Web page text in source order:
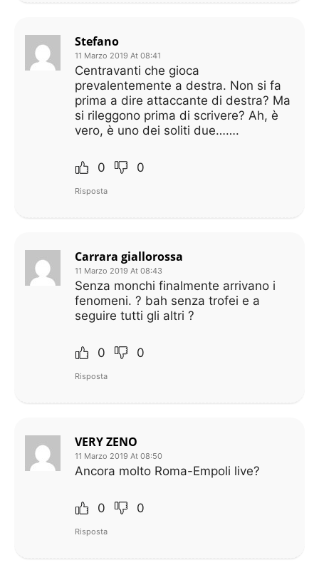
Stefano
11 Marzo 2019 At 08:41
Centravanti che gioca
prevalentemente a destra. Non si fa
prima a dire attaccante di destra? Ma
si rileggono prima di scrivere? Ah, è
vero, è uno dei soliti due…….
0 0
Risposta
Carrara giallorossa
11 Marzo 2019 At 08:43
Senza monchi finalmente arrivano i
fenomeni. ? bah senza trofei e a
seguire tutti gli altri ?
0 0
Risposta
VERY ZENO
11 Marzo 2019 At 08:50
Ancora molto Roma-Empoli live?
0 0
Risposta